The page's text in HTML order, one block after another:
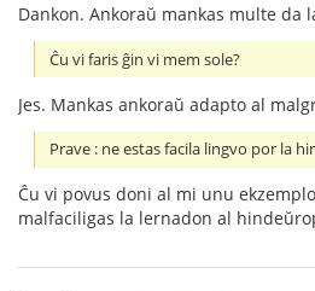
Dankon. Ankoraŭ mankas multe da
Ĉu vi faris ĝin vi mem sole?
Jes. Mankas ankoraŭ adapto al
Prave : ne estas facila lingvo por la
Ĉu vi povus doni al mi unu
malfaciligas la lernadon al